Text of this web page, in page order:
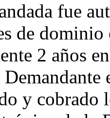
fue
de
2 años
y cobrado